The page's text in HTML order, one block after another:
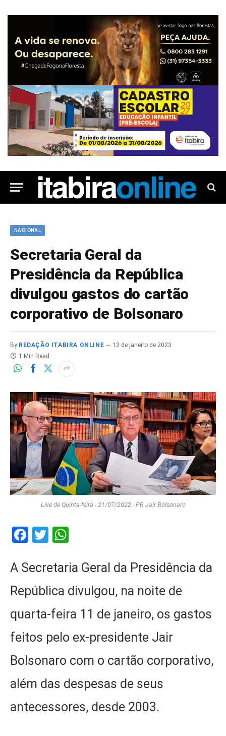
NACIONAL
Secretaria Geral da
Presidência da República
divulgou gastos do cartão
corporativo de Bolsonaro
By REDAÇÃO ITABIRA ONLINE
12 de janeiro de 2023
1 Min Read
Live de Quinta-feira - 21/07/2022 - PR Jair Bolsonaro
Facebook
Twitter
A Secretaria Geral da Presidência da
República divulgou, na noite de
quarta-feira 11 de janeiro, os gastos
feitos pelo ex-presidente Jair
Bolsonaro com o cartão corporativo,
além das despesas de seus
antecessores, desde 2003.